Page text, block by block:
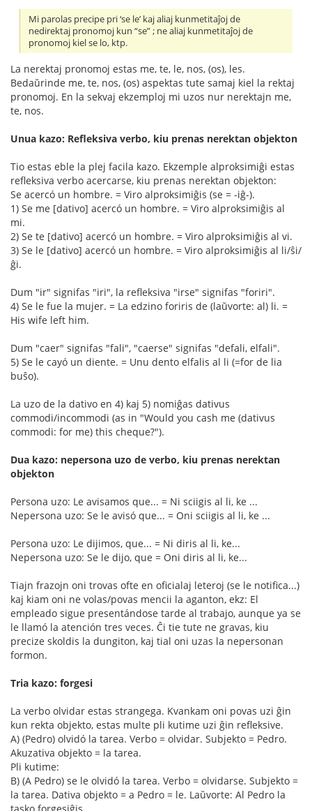
Mi parolas precipe pri ‘se le’ kaj aliaj kunmetitaĵoj de
nedirektaj pronomoj kun “se” ; ne aliaj kunmetitaĵoj de
pronomoj kiel se lo, ktp.
La nerektaj pronomoj estas me, te, le, nos, (os), les.
Bedaŭrinde me, te, nos, (os) aspektas tute samaj kiel la rektaj
pronomoj. En la sekvaj ekzemploj mi uzos nur nerektajn me,
te, nos.
Unua kazo: Refleksiva verbo, kiu prenas nerektan objekton
Tio estas eble la plej facila kazo. Ekzemple alproksimiĝi estas
refleksiva verbo acercarse, kiu prenas nerektan objekton:
Se acercó un hombre. = Viro alproksimiĝis (se = -iĝ-).
1) Se me [dativo] acercó un hombre. = Viro alproksimiĝis al
mi.
2) Se te [dativo] acercó un hombre. = Viro alproksimiĝis al vi.
3) Se le [dativo] acercó un hombre. = Viro alproksimiĝis al li/ŝi/
ĝi.
Dum "ir" signifas "iri", la refleksiva "irse" signifas "foriri".
4) Se le fue la mujer. = La edzino foriris de (laŭvorte: al) li. =
His wife left him.
Dum "caer" signifas "fali", "caerse" signifas "defali, elfali".
5) Se le cayó un diente. = Unu dento elfalis al li (=for de lia
buŝo).
La uzo de la dativo en 4) kaj 5) nomiĝas dativus
commodi/incommodi (as in "Would you cash me (dativus
commodi: for me) this cheque?").
Dua kazo: nepersona uzo de verbo, kiu prenas nerektan
objekton
Persona uzo: Le avisamos que... = Ni sciigis al li, ke ...
Nepersona uzo: Se le avisó que... = Oni sciigis al li, ke ...
Persona uzo: Le dijimos, que... = Ni diris al li, ke...
Nepersona uzo: Se le dijo, que = Oni diris al li, ke...
Tiajn frazojn oni trovas ofte en oficialaj leteroj (se le notifica...)
kaj kiam oni ne volas/povas mencii la aganton, ekz: El
empleado sigue presentándose tarde al trabajo, aunque ya se
le llamó la atención tres veces. Ĉi tie tute ne gravas, kiu
precize skoldis la dungiton, kaj tial oni uzas la nepersonan
formon.
Tria kazo: forgesi
La verbo olvidar estas strangega. Kvankam oni povas uzi ĝin
kun rekta objekto, estas multe pli kutime uzi ĝin refleksive.
A) (Pedro) olvidó la tarea. Verbo = olvidar. Subjekto = Pedro.
Akuzativa objekto = la tarea.
Pli kutime:
B) (A Pedro) se le olvidó la tarea. Verbo = olvidarse. Subjekto =
la tarea. Dativa objekto = a Pedro = le. Laŭvorte: Al Pedro la